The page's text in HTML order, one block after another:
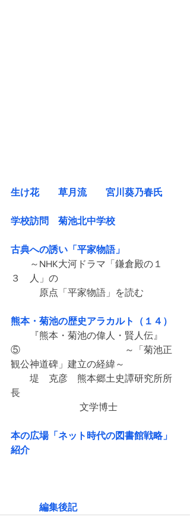
生け花　　草月流　　宮川葵乃春氏
学校訪問　菊池北中学校
古典への誘い「平家物語」
～NHK大河ドラマ「鎌倉殿の１
３　人」の
原点「平家物語」を読む
熊本・菊池の歴史アラカルト（１４）
『熊本・菊池の偉人・賢人伝』
⑤　　　　　　　　　　　～「菊池正
観公神道碑」建立の経緯～
堤　克彦　熊本郷土史譚研究所所
長
文学博士
本の広場「ネット時代の図書館戦略」
紹介
編集後記